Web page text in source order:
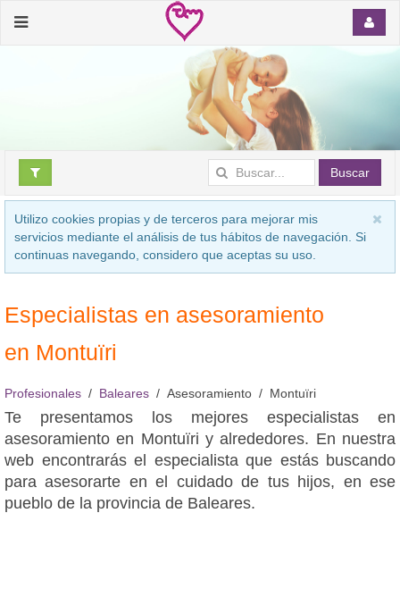
Buscar
Utilizo cookies propias y de terceros para mejorar mis
servicios mediante el análisis de tus hábitos de navegación. Si
continuas navegando, considero que aceptas su uso.
Especialistas en asesoramiento
en Montuïri
Profesionales Baleares Asesoramiento Montuïri
Te presentamos los mejores especialistas en
asesoramiento en Montuïri y alrededores. En nuestra
web encontrarás el especialista que estás buscando
para asesorarte en el cuidado de tus hijos, en ese
pueblo de la provincia de Baleares.